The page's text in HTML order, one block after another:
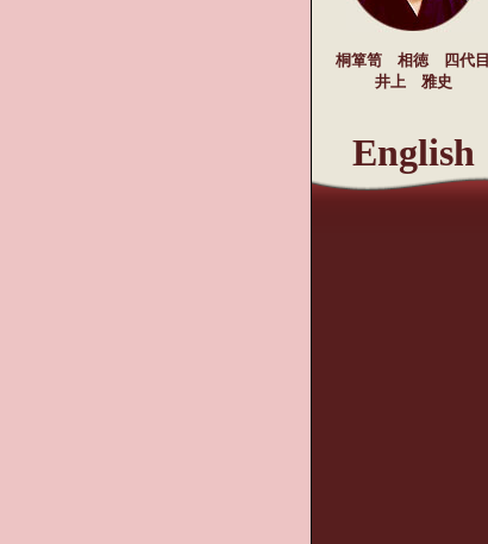
桐箪笥 相徳 四代目
井上 雅史
English